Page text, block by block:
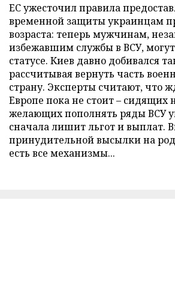
ЕС ужесточил правила
временной защиты украинцам
возраста: теперь мужчинам,
избежавшим службы в ВСУ, могут
статусе. Киев давно добивался
рассчитывая вернуть часть
страну. Эксперты считают, что
Европе пока не стоит – сидящих
желающих пополнять ряды ВСУ
сначала лишит льгот и выплат.
принудительной высылки на
есть все механизмы...